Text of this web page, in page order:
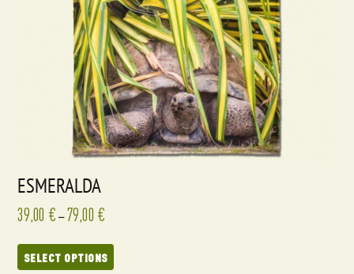
ESMERALDA
39,00 € –79,00 €
SELECT OPTIONS